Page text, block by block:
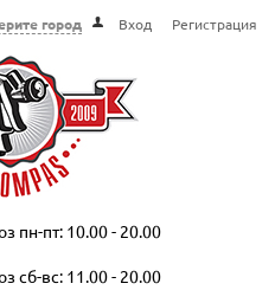
город Вход Регистрация
пн-пт: 10.00 - 20.00
сб-вс: 11.00 - 20.00